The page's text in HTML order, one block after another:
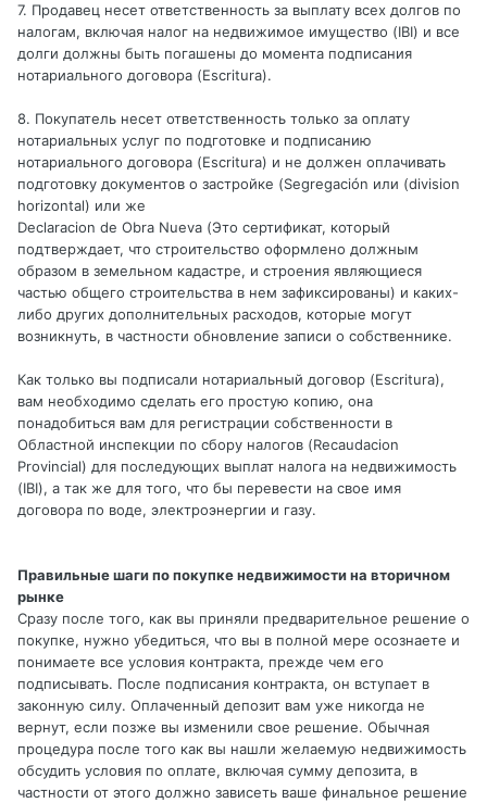
7. Продавец несет ответственность за выплату всех долгов по
налогам, включая налог на недвижимое имущество (IBI) и все
долги должны быть погашены до момента подписания
нотариального договора (Escritura).
8. Покупатель несет ответственность только за оплату
нотариальных услуг по подготовке и подписанию
нотариального договора (Escritura) и не должен оплачивать
подготовку документов о застройке (Segregación или (division
horizontal) или же
Declaracion de Obra Nueva (Это сертификат, который
подтверждает, что строительство оформлено должным
образом в земельном кадастре, и строения являющиеся
частью общего строительства в нем зафиксированы) и каких-
либо других дополнительных расходов, которые могут
возникнуть, в частности обновление записи о собственнике.
Как только вы подписали нотариальный договор (Escritura),
вам необходимо сделать его простую копию, она
понадобиться вам для регистрации собственности в
Областной инспекции по сбору налогов (Recaudacion
Provincial) для последующих выплат налога на недвижимость
(IBI), а так же для того, что бы перевести на свое имя
договора по воде, электроэнергии и газу.
Правильные шаги по покупке недвижимости на вторичном
рынке
Сразу после того, как вы приняли предварительное решение о
покупке, нужно убедиться, что вы в полной мере осознаете и
понимаете все условия контракта, прежде чем его
подписывать. После подписания контракта, он вступает в
законную силу. Оплаченный депозит вам уже никогда не
вернут, если позже вы изменили свое решение. Обычная
процедура после того как вы нашли желаемую недвижимость
обсудить условия по оплате, включая сумму депозита, в
частности от этого должно зависеть ваше финальное решение